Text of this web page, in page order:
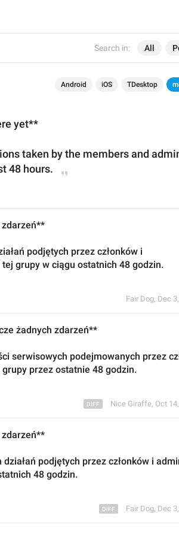
Search in: All
Android iOS TDesktop
yet**
taken by the members and
48 hours.
podjętych przez członków i
grupy w ciągu ostatnich 48 godzin.
Fair Dog, Dec
żadnych zdarzeń**
serwisowych podejmowanych przez
grupy przez ostatnie 48 godzin.
Nice Giraffe, Oct
działań podjętych przez członków i
48 godzin.
Fair Dog, Dec